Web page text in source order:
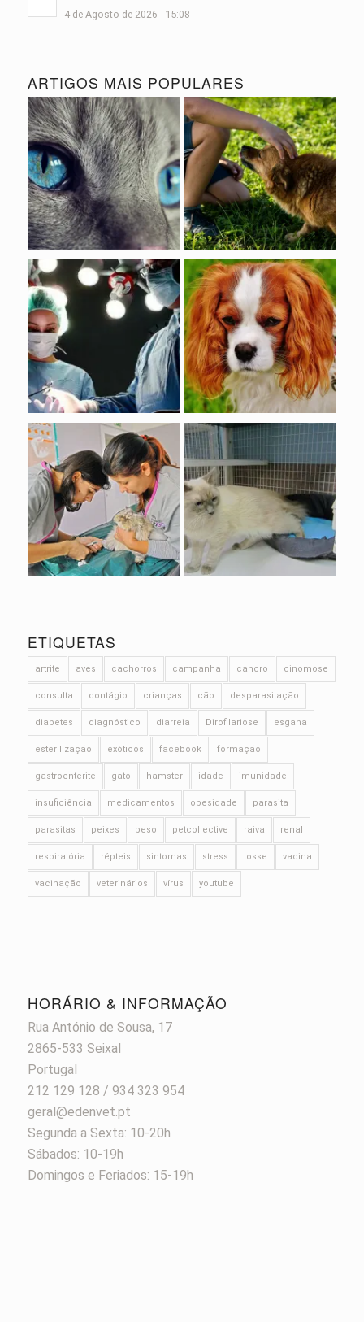
4 de Agosto de 2026 - 15:08
ARTIGOS MAIS POPULARES
ETIQUETAS
artrite aves cachorros campanha cancro cinomose
consulta contágio crianças cão desparasitação
diabetes diagnóstico diarreia Dirofilariose esgana
esterilização exóticos facebook formação
gastroenterite gato hamster idade imunidade
insuficiência medicamentos obesidade parasita
parasitas peixes peso petcollective raiva renal
respiratória répteis sintomas stress tosse vacina
vacinação veterinários vírus youtube
HORÁRIO & INFORMAÇÃO
Rua António de Sousa, 17
2865-533 Seixal
Portugal
212 129 128 / 934 323 954
geral@edenvet.pt
Segunda a Sexta: 10-20h
Sábados: 10-19h
Domingos e Feriados: 15-19h